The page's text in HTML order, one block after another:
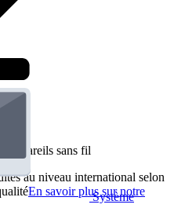
Système
appareils sans fil
au niveau international selon
En savoir plus sur notre